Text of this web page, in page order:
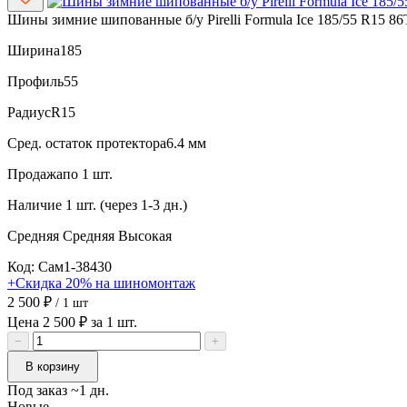
Шины зимние шипованные б/у Pirelli Formula Ice 185/55 R15
Ширина185
Профиль55
РадиусR15
Сред. остаток протектора6.4 мм
Продажапо 1 шт.
Наличие 1 шт. (через 1-3 дн.)
Средняя Средняя Высокая
Код: Сам1-38430
+Скидка 20% на шиномонтаж
2 500 ₽ / 1 шт
Цена 2 500 ₽ за 1 шт.
−
+
В корзину
Под заказ ~1 дн.